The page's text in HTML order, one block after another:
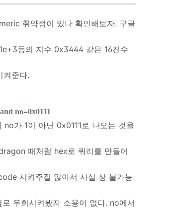
취약점이 있나 확인해보자. 구글
등의 지수 0x3444 같은 16진수
켜준다.
no=0x0111
가 1이 아닌 0x0111로 나오는 것을
때처럼 hex로 쿼리를 만들어
시켜주질 않아서 사실 상 불가능
우회시켜봤자 소용이 없다. no에서